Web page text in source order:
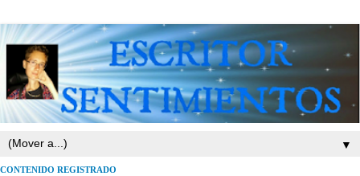
▼
CONTENIDO REGISTRADO